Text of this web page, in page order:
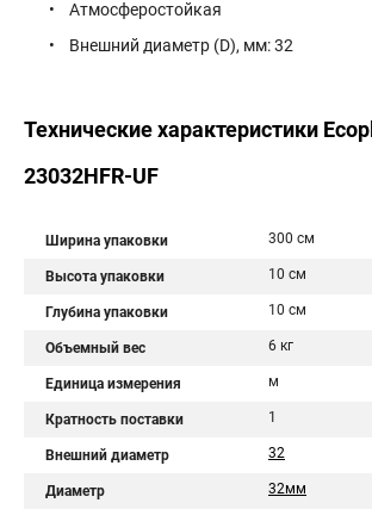
• Атмосферостойкая
• Внешний диаметр (D), мм: 32
Технические характеристики
23032HFR-UF
Ширина упаковки 300 см
Высота упаковки 10 см
Глубина упаковки 10 см
Объемный вес 6 кг
Единица измерения м
Кратность поставки 1
Внешний диаметр 32
Диаметр 32мм